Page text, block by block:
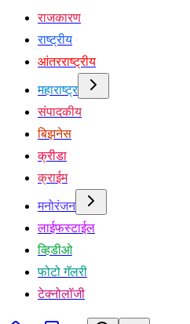
राजकारण
राष्ट्रीय
आंतरराष्ट्रीय
महाराष्ट्र
संपादकीय
बिझनेस
क्रीडा
क्राईम
मनोरंजन
लाईफस्टाईल
व्हिडीओ
फोटो गॅलरी
टेक्नोलॉजी